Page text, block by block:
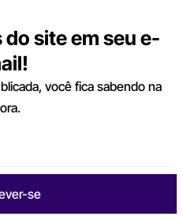
site em seu e-
você fica sabendo na
se